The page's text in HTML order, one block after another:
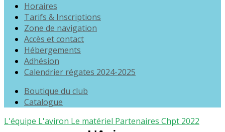
Horaires
Tarifs & Inscriptions
Zone de navigation
Accès et contact
Hébergements
Adhésion
Calendrier régates 2024-2025
Boutique du club
Catalogue
L'équipe L'aviron Le matériel Partenaires Chpt 2022